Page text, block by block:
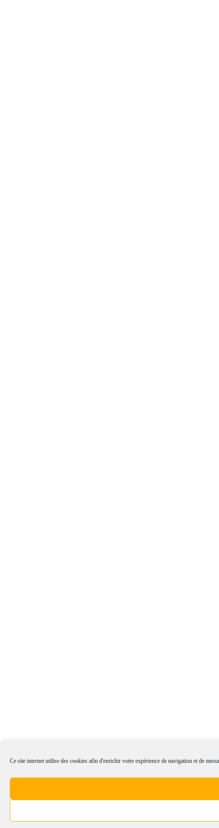
Ce site internet utilise des cookies afin d'enrichir votre expérience de navigation et de